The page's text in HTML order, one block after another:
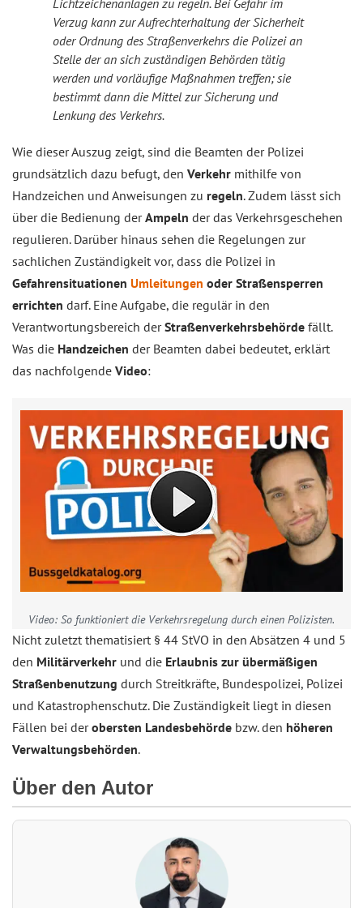
Lichtzeichenanlagen zu regeln. Bei Gefahr im
Verzug kann zur Aufrechterhaltung der Sicherheit
oder Ordnung des Straßenverkehrs die Polizei an
Stelle der an sich zuständigen Behörden tätig
werden und vorläufige Maßnahmen treffen; sie
bestimmt dann die Mittel zur Sicherung und
Lenkung des Verkehrs.
Wie dieser Auszug zeigt, sind die Beamten der Polizei
grundsätzlich dazu befugt, den Verkehr mithilfe von
Handzeichen und Anweisungen zu regeln. Zudem lässt sich
über die Bedienung derAmpeln der das Verkehrsgeschehen
regulieren. Darüber hinaus sehen die Regelungen zur
sachlichen Zuständigkeit vor, dass die Polizei in
Gefahrensituationen Umleitungen oder Straßensperren
errichten darf. Eine Aufgabe, die regulär in den
Verantwortungsbereich derStraßenverkehrsbehörde fällt.
Was die Handzeichen der Beamten dabei bedeutet, erklärt
das nachfolgende Video:
Video: So funktioniert die Verkehrsregelung durch einen Polizisten.
Nicht zuletzt thematisiert § 44 StVO in den Absätzen 4 und 5
den Militärverkehr und die Erlaubnis zur übermäßigen
Straßenbenutzung durch Streitkräfte, Bundespolizei, Polizei
und Katastrophenschutz. Die Zuständigkeit liegt in diesen
Fällen bei derobersten Landesbehörde bzw. den höheren
Verwaltungsbehörden.
Über den Autor